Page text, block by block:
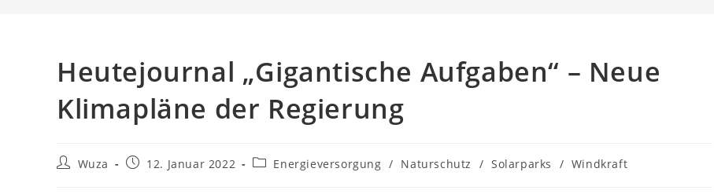
Heutejournal „Gigantische Aufgaben“ – Neue
Klimapläne der Regierung
Beitrags-
Wuza
Beitrag12. Januar 2022
Beitrags-
Energieversorgung / Naturschutz / Solarparks / Windkraft